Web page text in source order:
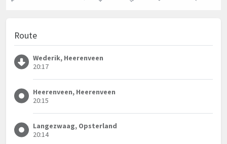
Route
Wederik, Heerenveen
20:17
Heerenveen, Heerenveen
20:15
Langezwaag, Opsterland
20:14